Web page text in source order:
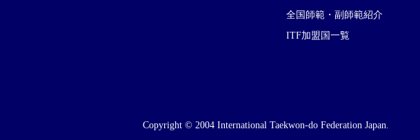
全国師範・副師範紹介
ITF加盟国一覧
Copyright © 2004 International Taekwon-do Federation Japan.